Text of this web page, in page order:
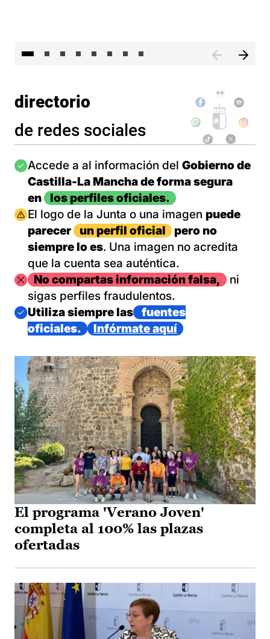
directorio
de redes sociales
Imagen
Accede a al información del Gobierno de
Castilla-La Mancha de forma segura
en
los perfiles oficiales.
Imagen
El logo de la Junta o una imagen puede
parecer
un perfil oficial
pero no
siempre lo es. Una imagen no acredita
que la cuenta sea auténtica.
ImagenNo compartas información falsa,
ni
sigas perfiles fraudulentos.
Imagen
Utiliza siempre las
fuentes
oficiales.
Infórmate aquí
El programa 'Verano Joven'
completa al 100% las plazas
ofertadas